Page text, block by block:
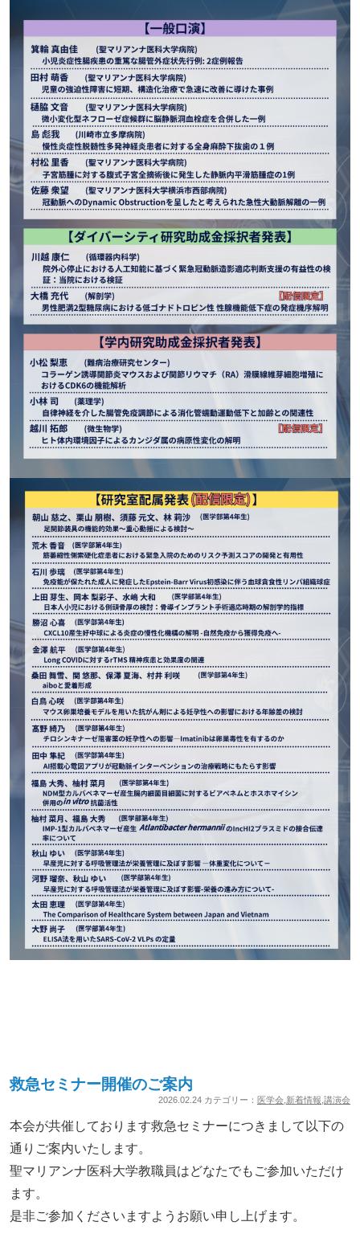
救急セミナー開催のご案内
2026.02.24 カテゴリー： 医学会 新着情報 講演会
本会が共催しております救急セミナーにつきまして以下の
通りご案内いたします。
聖マリアンナ医科大学教職員はどなたでもご参加いただけ
ます。
是非ご参加くださいますようお願い申し上げます。